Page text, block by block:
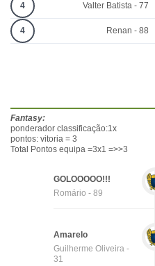
4 Valter Batista - 77
4 Renan - 88
Fantasy:
ponderador classificação:1x
pontos: vitoria = 3
Total Pontos equipa =3x1 =>>3
GOLOOOOO!!!
Romário - 89
Amarelo
Guilherme Oliveira -
31